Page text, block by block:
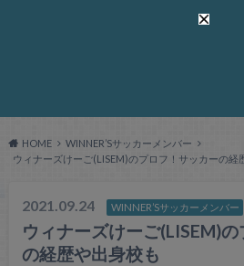
HOME
WINNER’Sサッカーメンバー
ウィナーズけーご(LISEM)のプロフ！サッカーの経
2021.09.24 WINNER’Sサッカーメンバー
ウィナーズけーご(LISEM)
の経歴や出身校も